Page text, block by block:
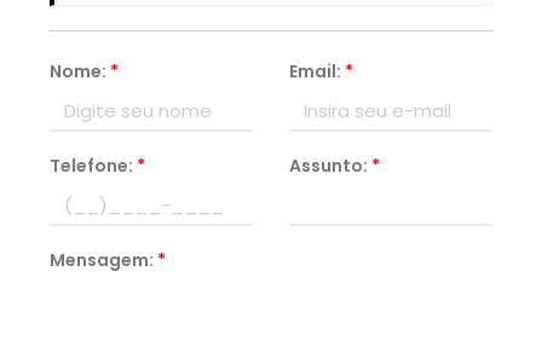
Nome: * Email: *
Telefone: * Assunto: *
Mensagem: *